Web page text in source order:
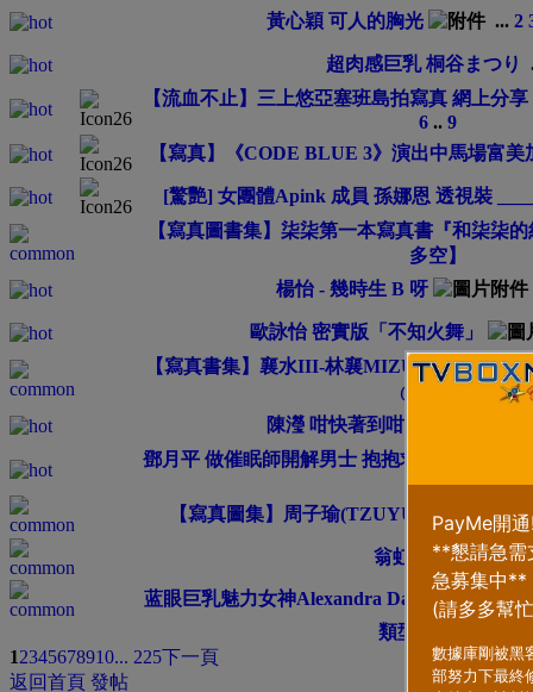
黃心穎 可人的胸光 ... 2
超肉感巨乳 桐谷まつり
【流血不止】三上悠亞塞班島拍寫真 網上分
6.. 9
【寫真】《CODE BLUE 3》演出中馬場富美
[驚艷] 女團體Apink 成員 孫娜恩 透視裝
【寫真圖書集】柒柒第一本寫真書『和柒柒
多空】
楊怡 - 幾時生 B 呀
歐詠怡 密實版「不知火舞」
【寫真書集】襄水III-林襄MIZUKI數位寫真
@多空】
陳瀅 咁快著到咁凍
鄧月平 做催眠師開解男士 抱抱求助者更勝千言
10
【寫真圖集】周子瑜(TZUYU) - Yes I am
翁虹
蓝眼巨乳魅力女神Alexandra Daddario亚历珊
類型
12345678910... 225下一頁
返回首頁 發帖